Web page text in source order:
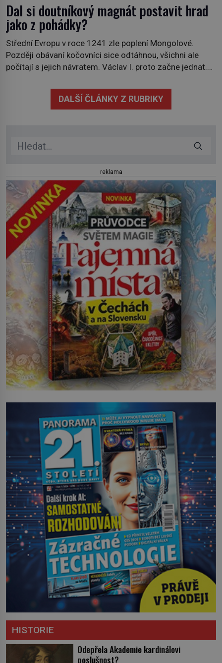
Dal si doutníkový magnát postavit hrad
jako z pohádky?
Střední Evropu v roce 1241 zle poplení Mongolové.
Později obávaní kočovníci sice odtáhnou, všichni ale
počítají s jejich návratem. Václav I. proto začne jednat.
pečlivě připravit! Český král Václav I. (1205–1253)
přijme opatření, která mají posílit obranu jeho království.
DALŠÍ ČLÁNKY Z RUBRIKY
reklama
HISTORIE
Odepřela Akademie kardinálovi
poslušnost?